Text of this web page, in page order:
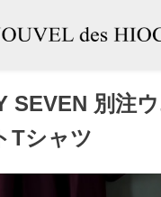
SEVEN 別注
Tシャツ